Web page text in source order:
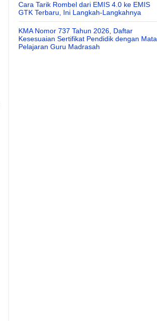
Cara Tarik Rombel dari EMIS 4.0 ke EMIS
GTK Terbaru, Ini Langkah-Langkahnya
KMA Nomor 737 Tahun 2026, Daftar
Kesesuaian Sertifikat Pendidik dengan Mata
Pelajaran Guru Madrasah